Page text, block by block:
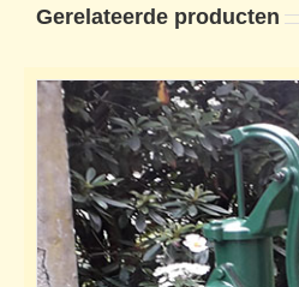
Gerelateerde producten